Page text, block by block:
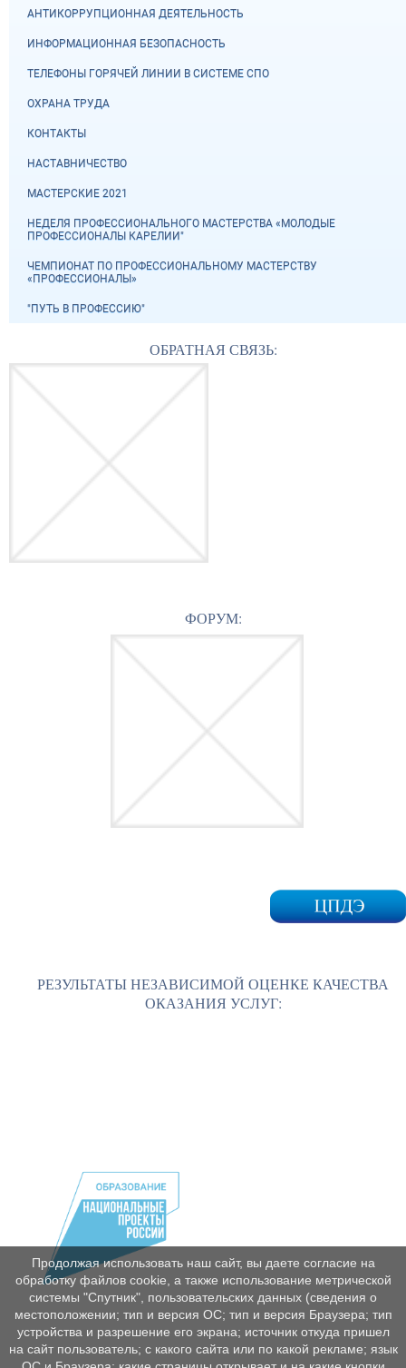
АНТИКОРРУПЦИОННАЯ ДЕЯТЕЛЬНОСТЬ
ИНФОРМАЦИОННАЯ БЕЗОПАСНОСТЬ
ТЕЛЕФОНЫ ГОРЯЧЕЙ ЛИНИИ В СИСТЕМЕ СПО
ОХРАНА ТРУДА
КОНТАКТЫ
НАСТАВНИЧЕСТВО
МАСТЕРСКИЕ 2021
НЕДЕЛЯ ПРОФЕССИОНАЛЬНОГО МАСТЕРСТВА «МОЛОДЫЕ
ПРОФЕССИОНАЛЫ КАРЕЛИИ"
ЧЕМПИОНАТ ПО ПРОФЕССИОНАЛЬНОМУ МАСТЕРСТВУ
«ПРОФЕССИОНАЛЫ»
"ПУТЬ В ПРОФЕССИЮ"
ОБРАТНАЯ СВЯЗЬ:
ФОРУМ:
РЕЗУЛЬТАТЫ НЕЗАВИСИМОЙ ОЦЕНКЕ КАЧЕСТВА
ОКАЗАНИЯ УСЛУГ:
Продолжая использовать наш сайт, вы даете согласие на
обработку файлов cookie, а также использование метрической
системы "Спутник", пользовательских данных (сведения о
местоположении; тип и версия ОС; тип и версия Браузера; тип
устройства и разрешение его экрана; источник откуда пришел
на сайт пользователь; с какого сайта или по какой рекламе; язык